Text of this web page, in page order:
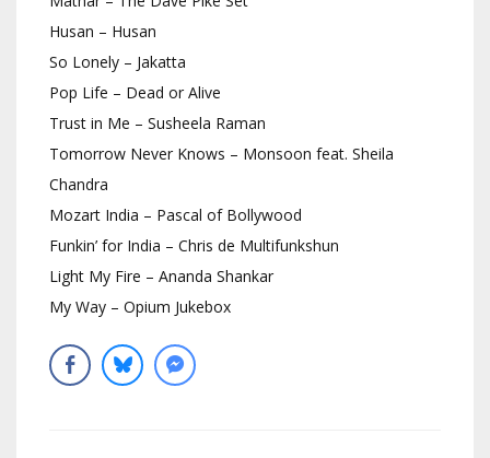
Husan – Husan
So Lonely – Jakatta
Pop Life – Dead or Alive
Trust in Me – Susheela Raman
Tomorrow Never Knows – Monsoon feat. Sheila
Chandra
Mozart India – Pascal of Bollywood
Funkin’ for India – Chris de Multifunkshun
Light My Fire – Ananda Shankar
My Way – Opium Jukebox